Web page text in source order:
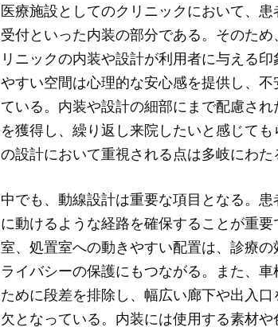
医療施設としてのクリニックにおいて、
受付といった内装の部分である。 そのため
リニックの内装や設計が利用者に与える
やすい空間は心理的な安心感を提供し、
ている。内装や設計の細部にまで配慮さ
を獲得し、繰り返し来院したいと感じて
の設計において重視される点は多岐にわた
中でも、動線設計は重要な項目となる。
に動けるような経路を確保することが重
室、処置室への動きやすい配置は、診療
ライバシーの保護にもつながる。また、
ために段差を排除し、幅広い廊下や出入
欠となっている。内装には使用する素材